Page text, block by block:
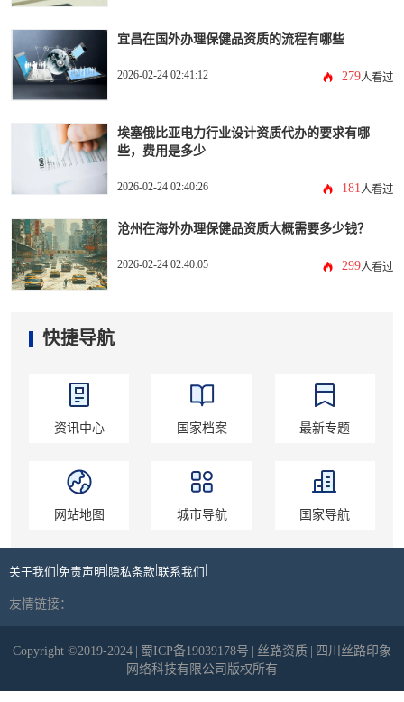
宜昌在国外办理保健品资质的流程有哪些
2026-02-24 02:41:12 279人看过
埃塞俄比亚电力行业设计资质代办的要求有哪
些，费用是多少
2026-02-24 02:40:26 181人看过
沧州在海外办理保健品资质大概需要多少钱？
2026-02-24 02:40:05 299人看过
快捷导航
资讯中心 国家档案 最新专题
网站地图 城市导航 国家导航
关于我们 免责声明 隐私条款 联系我们
友情链接：
Copyright ©2019-2024 蜀ICP备19039178号 丝路资质
四川丝路印象
网络科技有限公司版权所有